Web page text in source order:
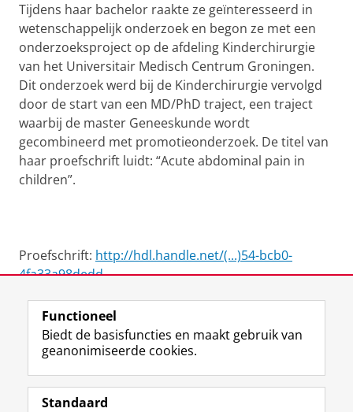
Tijdens haar bachelor raakte ze geïnteresseerd in
wetenschappelijk onderzoek en begon ze met een
onderzoeksproject op de afdeling Kinderchirurgie
van het Universitair Medisch Centrum Groningen.
Dit onderzoek werd bij de Kinderchirurgie vervolgd
door de start van een MD/PhD traject, een traject
waarbij de master Geneeskunde wordt
gecombineerd met promotieonderzoek. De titel van
haar proefschrift luidt: “Acute abdominal pain in
children”.
Proefschrift: http://hdl.handle.net/(...)54-bcb0-
4fa33a98dedd
View this page in:English
Volg de RUG
F
a
L
i
R
S
I
n
Y
o
Functioneel
Biedt de basisfuncties en maakt gebruik van
geanonimiseerde cookies.
Standaard